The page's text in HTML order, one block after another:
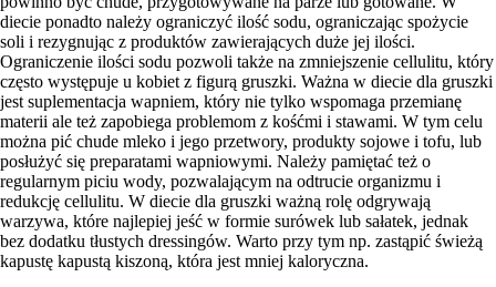
diecie ponadto należy ograniczyć ilość sodu, ograniczając spożycie
soli i rezygnując z produktów zawierających duże jej ilości.
Ograniczenie ilości sodu pozwoli także na zmniejszenie cellulitu, który
często występuje u kobiet z figurą gruszki. Ważna w diecie dla gruszki
jest suplementacja wapniem, który nie tylko wspomaga przemianę
materii ale też zapobiega problemom z kośćmi i stawami. W tym celu
można pić chude mleko i jego przetwory, produkty sojowe i tofu, lub
posłużyć się preparatami wapniowymi. Należy pamiętać też o
regularnym piciu wody, pozwalającym na odtrucie organizmu i
redukcję cellulitu. W diecie dla gruszki ważną rolę odgrywają
warzywa, które najlepiej jeść w formie surówek lub sałatek, jednak
bez dodatku tłustych dressingów. Warto przy tym np. zastąpić świeżą
kapustę kapustą kiszoną, która jest mniej kaloryczna.